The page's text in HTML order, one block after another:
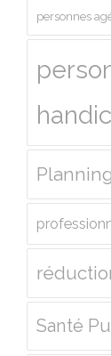
personnes
Santé